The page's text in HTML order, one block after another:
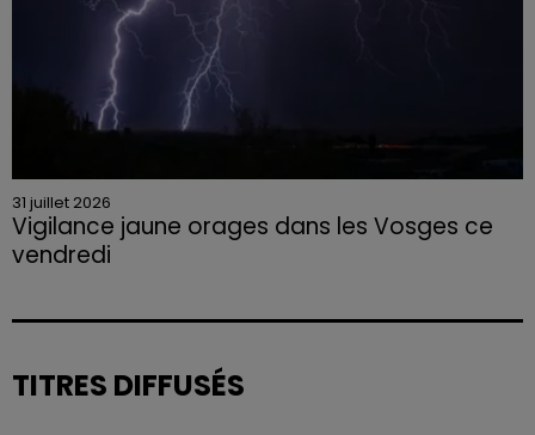
31 juillet 2026
Vigilance jaune orages dans les Vosges ce
vendredi
sont attendues en deuxième partie d'après-midi,
TITRES DIFFUSÉS